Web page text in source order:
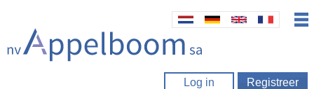
Log in Registreer